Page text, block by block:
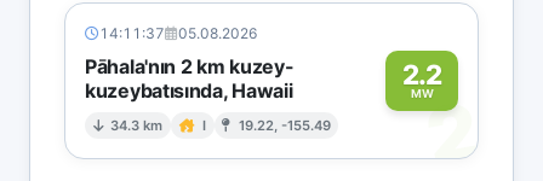
14:11:37 05.08.2026
Pāhala'nın 2 km kuzey-
kuzeybatısında, Hawaii
34.3 km I 19.22, -155.49
2.2
MW
2